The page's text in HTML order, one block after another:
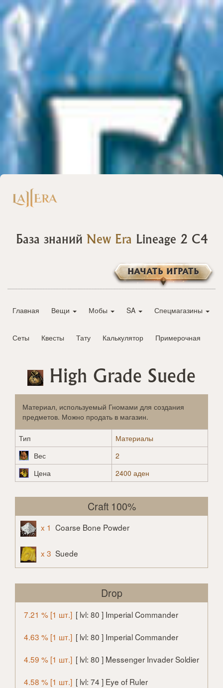
База знаний New Era Lineage 2 C4
НАЧАТЬ ИГРАТЬ
Главная Вещи Мобы SA Спецмагазины
Сеты Квесты Тату Калькулятор Примерочная
High Grade Suede
Материал, используемый Гномами для создания
предметов. Можно продать в магазин.
Тип
Материалы
Вес
2
Цена
2400 аден
Craft 100%
x 1 Coarse Bone Powder
x 3 Suede
Drop
7.21 % [1 шт.] [ lvl: 80 ] Imperial Commander
4.63 % [1 шт.] [ lvl: 80 ] Imperial Commander
4.59 % [1 шт.] [ lvl: 80 ] Messenger Invader Soldier
4.58 % [1 шт.] [ lvl: 74 ] Eye of Ruler